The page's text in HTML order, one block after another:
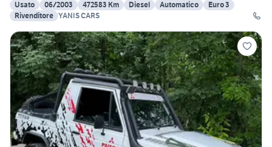
Usato 06/2003 472583 Km Diesel Automatico
Euro 3
Rivenditore YANIS CARS